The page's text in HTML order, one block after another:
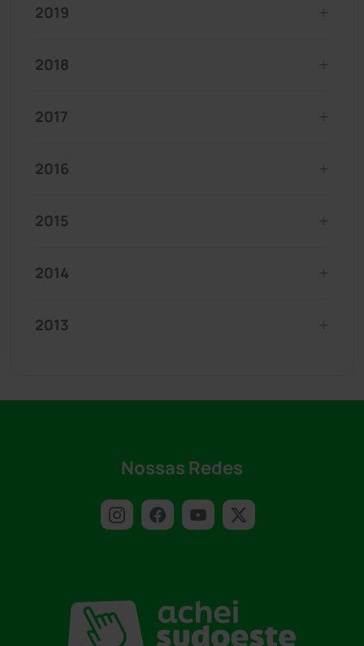
2019
2018
2017
2016
2015
2014
2013
Nossas Redes